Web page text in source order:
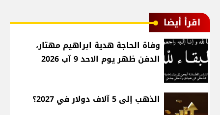
اقرأ أيضا
وفاة الحاجة هدية ابراهيم مهتار،
الدفن ظهر يوم الاحد 9 آب 2026
الذهب إلى 5 آلاف دولار في 2027؟